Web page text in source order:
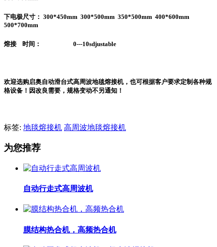
下电极尺寸： 300*450mm 300*500mm 350*500mm 400*600mm
500*700mm
熔接 时间： 0---10sdjustable
欢迎选购启奥自动滑台式高周波地毯熔接机，也可根据客户要求定制各种规
格设备！因改良需要，规格变动不另通知！
标签: 地毯熔接机 高周波地毯熔接机
为您推荐
自动行走式高周波机
膜结构热合机，高频热合机